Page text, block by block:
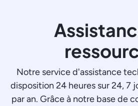
Notre service d'assistance
disposition 24 heures sur 24, 7
par an. Grâce à notre base de